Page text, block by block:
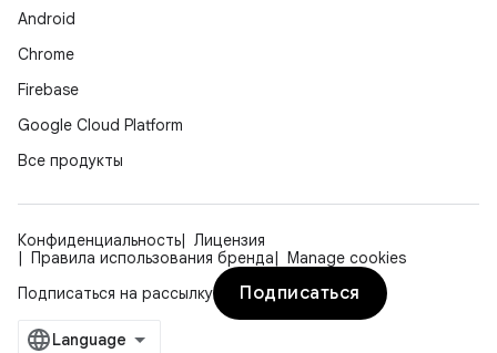
Android
Chrome
Firebase
Google Cloud Platform
Все продукты
Конфиденциальность
Лицензия
Правила использования бренда
Manage cookies
Подписаться на рассылку
Подписаться